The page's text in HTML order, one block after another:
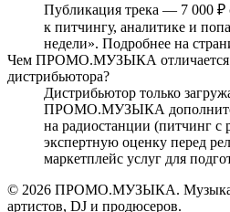
Публикация трека — 7 000
к питчингу, аналитике и
недели». Подробнее на
Чем ПРОМО.МУЗЫКА отличается
дистрибьютора?
Дистрибьютор только
ПРОМО.МУЗЫКА
на радиостанции (питчинг с
экспертную оценку перед
маркетплейс услуг для
© 2026 ПРОМО.МУЗЫКА.
артистов, DJ и продюсеров.